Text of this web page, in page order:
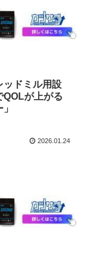
ッドミル用設
QOLが上がる
2026.01.24